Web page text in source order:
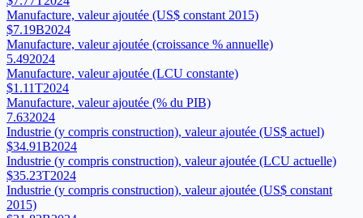
Manufacture, valeur ajoutée (US$ constant 2015)
$7.19B2024
Manufacture, valeur ajoutée (croissance % annuelle)
5.492024
Manufacture, valeur ajoutée (LCU constante)
$1.11T2024
Manufacture, valeur ajoutée (% du PIB)
7.632024
Industrie (y compris construction), valeur ajoutée (US$ actuel)
$34.91B2024
Industrie (y compris construction), valeur ajoutée (LCU actuelle)
$35.23T2024
Industrie (y compris construction), valeur ajoutée (US$ constant
2015)